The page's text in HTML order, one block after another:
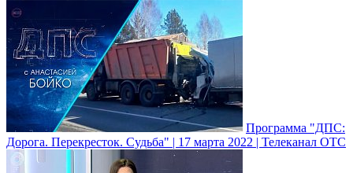
Программа "ДПС:
Дорога. Перекресток. Судьба" | 17 марта 2022 | Телеканал ОТС